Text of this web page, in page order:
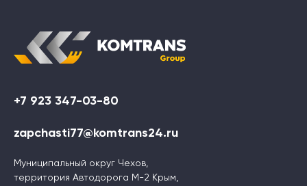
+7 923 347-03-80
zapchasti77@komtrans24.ru
Муниципальный округ Чехов,
территория Автодорога М-2 Крым,